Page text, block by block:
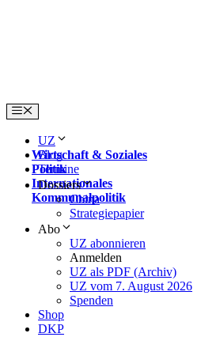
Menu
UZ
Wirtschaft & Soziales
Politik
Internationales
Kommunalpolitik
Blog
Termine
Dossiers
China
Strategiepapier
Abo
UZ abonnieren
Anmelden
UZ als PDF (Archiv)
UZ vom 7. August 2026
Spenden
Shop
DKP